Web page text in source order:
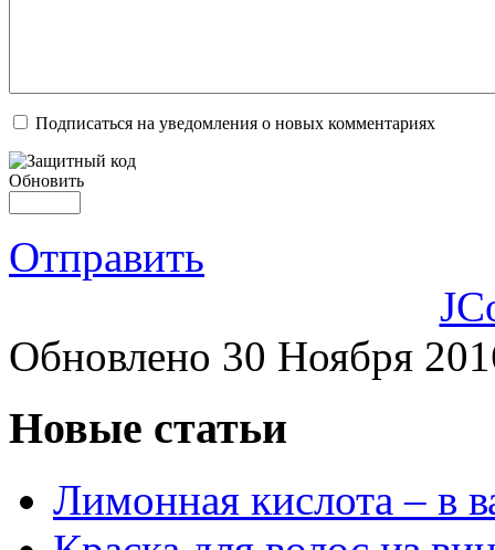
Подписаться на уведомления о новых комментариях
Обновить
Отправить
Обновлено 30 Ноября
Новые статьи
Лимонная кислота – в